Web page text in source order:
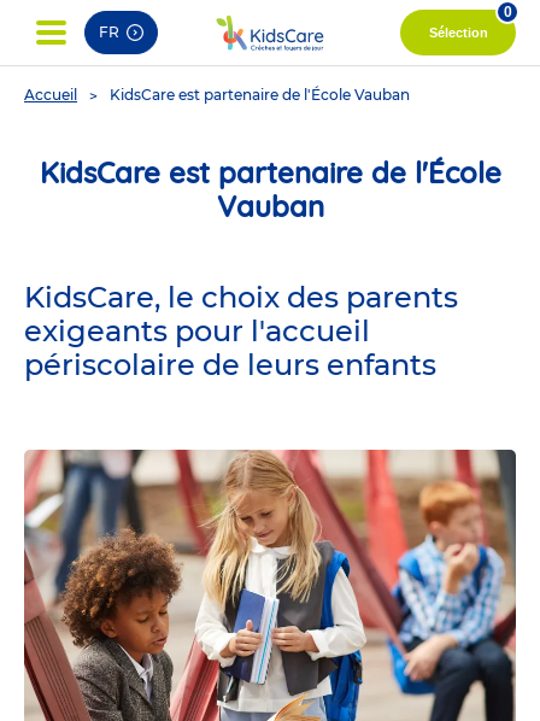
FR Sélection
0
You
Accueil KidsCare est partenaire de l'École Vauban
KidsCare est partenaire de l'École
Vauban
KidsCare, le choix des parents
exigeants pour l'accueil
périscolaire de leurs enfants